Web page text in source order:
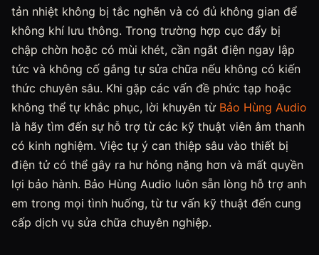
tản nhiệt không bị tắc nghẽn và có đủ không gian để
không khí lưu thông. Trong trường hợp cục đẩy bị
chập chờn hoặc có mùi khét, cần ngắt điện ngay lập
tức và không cố gắng tự sửa chữa nếu không có kiến
thức chuyên sâu. Khi gặp các vấn đề phức tạp hoặc
không thể tự khắc phục, lời khuyên từ Bảo Hùng Audio
là hãy tìm đến sự hỗ trợ từ các kỹ thuật viên âm thanh
có kinh nghiệm. Việc tự ý can thiệp sâu vào thiết bị
điện tử có thể gây ra hư hỏng nặng hơn và mất quyền
lợi bảo hành. Bảo Hùng Audio luôn sẵn lòng hỗ trợ anh
em trong mọi tình huống, từ tư vấn kỹ thuật đến cung
cấp dịch vụ sửa chữa chuyên nghiệp.